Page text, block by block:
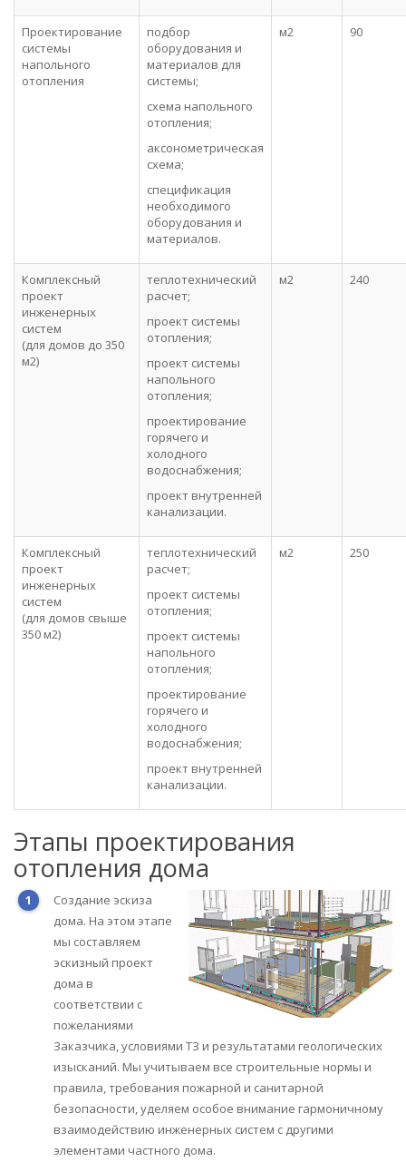
Проектирование
системы
напольного
отопления
подбор
оборудования и
материалов для
системы;
схема напольного
отопления;
аксонометрическая
схема;
спецификация
необходимого
оборудования и
материалов.
м2 90
Комплексный
проект
инженерных
систем
(для домов до 350
м2)
теплотехнический
расчет;
проект системы
отопления;
проект системы
напольного
отопления;
проектирование
горячего и
холодного
водоснабжения;
проект внутренней
канализации.
м2 240
Комплексный
проект
инженерных
систем
(для домов свыше
350 м2)
теплотехнический
расчет;
проект системы
отопления;
проект системы
напольного
отопления;
проектирование
горячего и
холодного
водоснабжения;
проект внутренней
канализации.
м2 250
Этапы проектирования
отопления дома
Создание эскиза
дома. На этом этапе
мы составляем
эскизный проект
дома в
соответствии с
пожеланиями
Заказчика, условиями ТЗ и результатами геологических
изысканий. Мы учитываем все строительные нормы и
правила, требования пожарной и санитарной
безопасности, уделяем особое внимание гармоничному
взаимодействию инженерных систем с другими
элементами частного дома.